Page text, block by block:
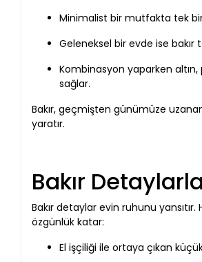
Minimalist bir mutfakta tek bir
Geleneksel bir evde ise
Kombinasyon yaparken
sağlar.
Bakır, geçmişten günümüze
yaratır.
Bakır
Bakır detaylar evin ruhunu
özgünlük katar:
El işçiliği ile ortaya çıkan